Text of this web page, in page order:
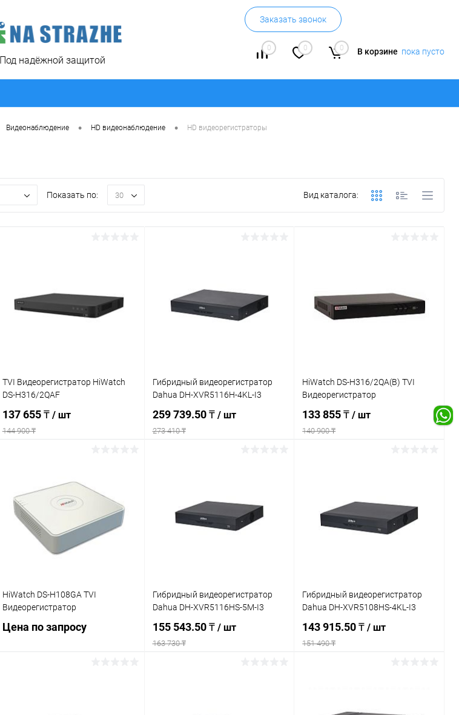
Заказать звонок
0 0 0 В корзине пока пусто
Под надёжной защитой
Видеонаблюдение • HD видеонаблюдение • HD видеорегистраторы
Показать по: 30 Вид каталога:
TVI Видеорегистратор HiWatch
DS-H316/2QAF
137 655 ₸ / шт
144 900 ₸
Купить в 1 клик К сравнению
В избранное Недоступно
Гибридный видеорегистратор
Dahua DH-XVR5116H-4KL-I3
259 739.50 ₸ / шт
273 410 ₸
В избранное Недоступно
HiWatch DS-H316/2QA(B) TVI
Видеорегистратор
133 855 ₸/ шт
140 900 ₸
В избранное Недоступно
HiWatch DS-H108GA TVI
Видеорегистратор
Цена по запросу
Гибридный видеорегистратор
Dahua DH-XVR5116HS-5M-I3
155 543.50 ₸ / шт
163 730 ₸
Гибридный видеорегистратор
Dahua DH-XVR5108HS-4KL-I3
143 915.50 ₸/ шт
151 490 ₸
Купить в 1 клик